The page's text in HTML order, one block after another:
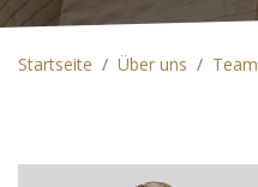
Startseite Über uns Team